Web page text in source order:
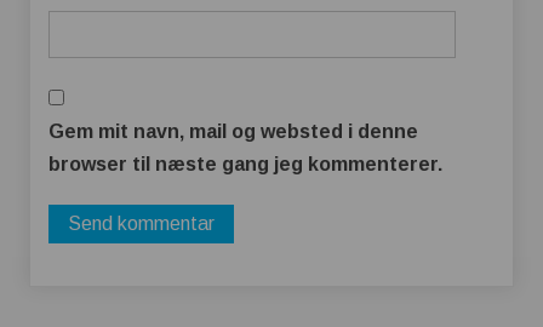
Gem mit navn, mail og websted i denne
browser til næste gang jeg kommenterer.